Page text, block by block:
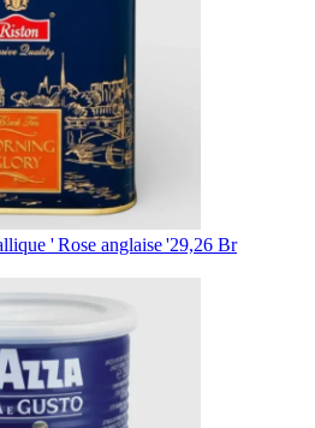
' Rose anglaise '29,26 Br